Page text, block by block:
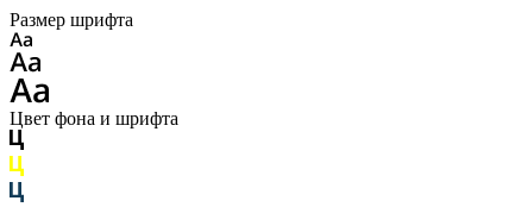
Размер шрифта
Цвет фона и шрифта